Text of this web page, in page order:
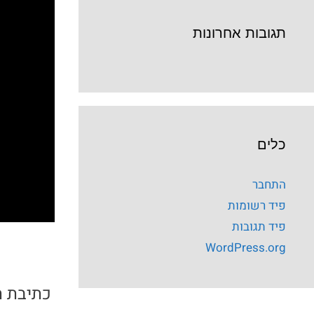
כתיבת
תגובות אחרונות
כלים
התחבר
פיד רשומות
פיד תגובות
WordPress.org